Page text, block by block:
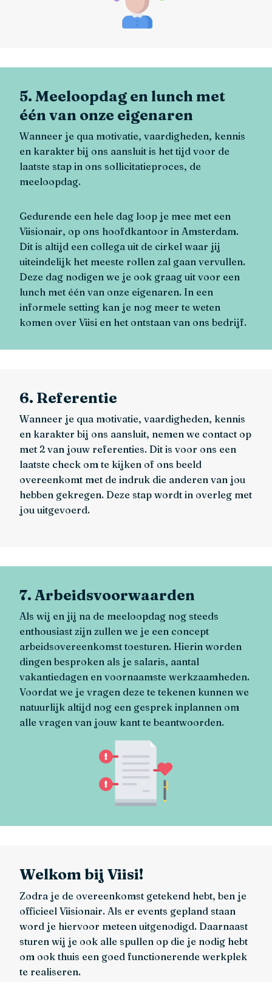
5. Meeloopdag en lunch met
één van onze eigenaren
Wanneer je qua motivatie, vaardigheden, kennis
en karakter bij ons aansluit is het tijd voor de
laatste stap in ons sollicitatieproces, de
meeloopdag.
Gedurende een hele dag loop je mee met een
Viisionair, op ons hoofdkantoor in Amsterdam.
Dit is altijd een collega uit de cirkel waar jij
uiteindelijk het meeste rollen zal gaan vervullen.
Deze dag nodigen we je ook graag uit voor een
lunch met één van onze eigenaren. In een
informele setting kan je nog meer te weten
komen over Viisi en het ontstaan van ons bedrijf.
6. Referentie
Wanneer je qua motivatie, vaardigheden, kennis
en karakter bij ons aansluit, nemen we contact op
met 2 van jouw referenties. Dit is voor ons een
laatste check om te kijken of ons beeld
overeenkomt met de indruk die anderen van jou
hebben gekregen. Deze stap wordt in overleg met
jou uitgevoerd.
7. Arbeidsvoorwaarden
Als wij en jij na de meeloopdag nog steeds
enthousiast zijn zullen we je een concept
arbeidsovereenkomst toesturen. Hierin worden
dingen besproken als je salaris, aantal
vakantiedagen en voornaamste werkzaamheden.
Voordat we je vragen deze te tekenen kunnen we
natuurlijk altijd nog een gesprek inplannen om
alle vragen van jouw kant te beantwoorden.
Welkom bij Viisi!
Zodra je de overeenkomst getekend hebt, ben je
officieel Viisionair. Als er events gepland staan
word je hiervoor meteen uitgenodigd. Daarnaast
sturen wij je ook alle spullen op die je nodig hebt
om ook thuis een goed functionerende werkplek
te realiseren.